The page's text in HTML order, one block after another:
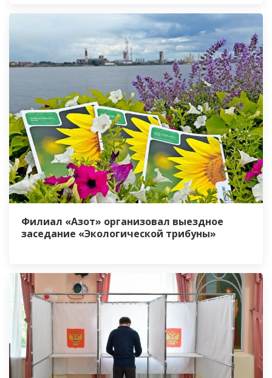
Филиал «Азот» организовал выездное
заседание «Экологической трибуны»